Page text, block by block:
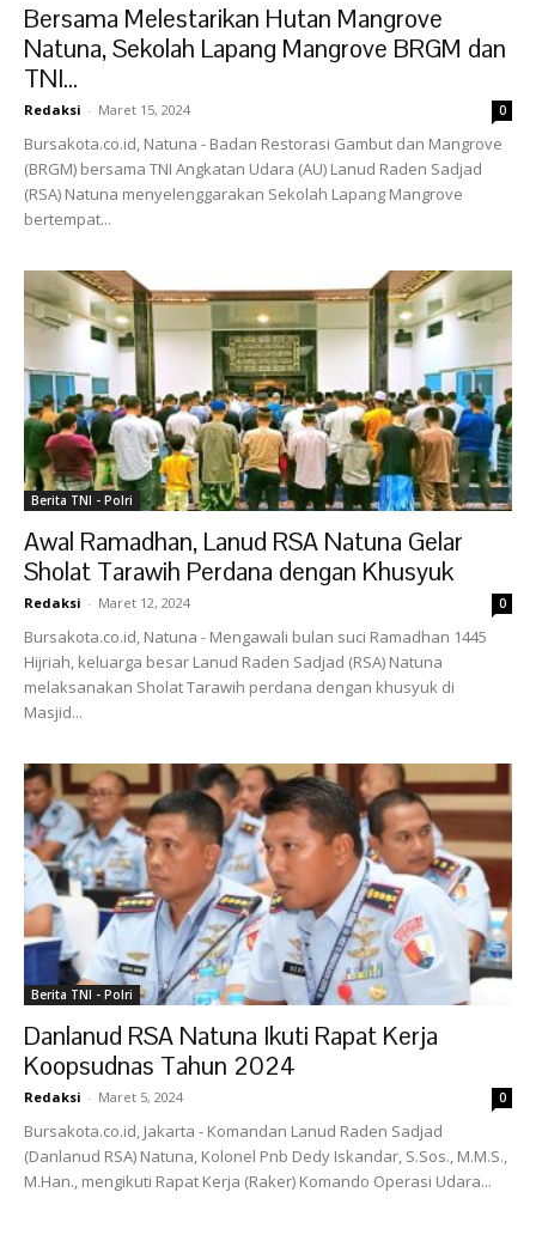
Bersama Melestarikan Hutan Mangrove
Natuna, Sekolah Lapang Mangrove BRGM dan
TNI...
Redaksi - Maret 15, 2024 0
Bursakota.co.id, Natuna - Badan Restorasi Gambut dan Mangrove
(BRGM) bersama TNI Angkatan Udara (AU) Lanud Raden Sadjad
(RSA) Natuna menyelenggarakan Sekolah Lapang Mangrove
bertempat...
Berita TNI - Polri
Awal Ramadhan, Lanud RSA Natuna Gelar
Sholat Tarawih Perdana dengan Khusyuk
Redaksi - Maret 12, 2024 0
Bursakota.co.id, Natuna - Mengawali bulan suci Ramadhan 1445
Hijriah, keluarga besar Lanud Raden Sadjad (RSA) Natuna
melaksanakan Sholat Tarawih perdana dengan khusyuk di
Masjid...
Berita TNI - Polri
Danlanud RSA Natuna Ikuti Rapat Kerja
Koopsudnas Tahun 2024
Redaksi - Maret 5, 2024 0
Bursakota.co.id, Jakarta - Komandan Lanud Raden Sadjad
(Danlanud RSA) Natuna, Kolonel Pnb Dedy Iskandar, S.Sos., M.M.S.,
M.Han., mengikuti Rapat Kerja (Raker) Komando Operasi Udara...